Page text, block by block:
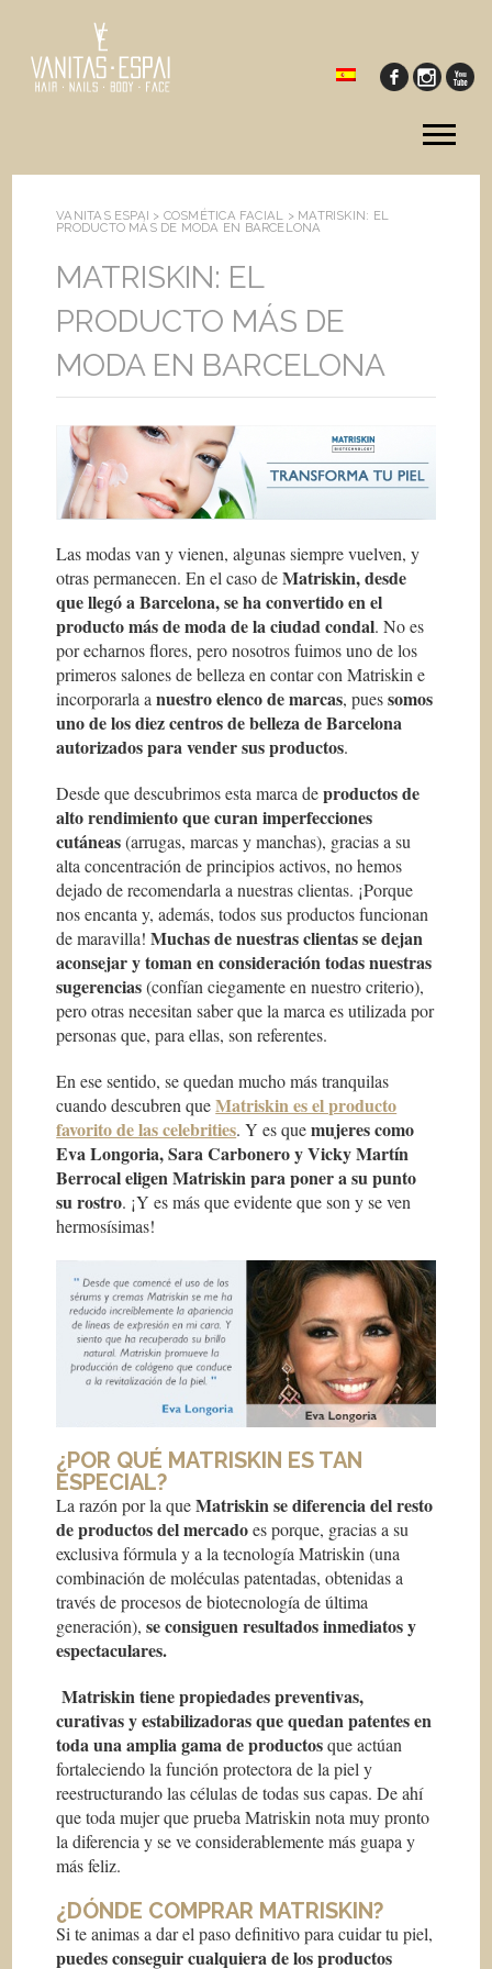
VANITAS ESPAI > COSMÉTICA FACIAL > MATRISKIN: EL
PRODUCTO MÁS DE MODA EN BARCELONA
MATRISKIN: EL
PRODUCTO MÁS DE
MODA EN BARCELONA
Las modas van y vienen, algunas siempre vuelven, y
otras permanecen. En el caso deMatriskin, desde
que llegó a Barcelona, se ha convertido en el
producto más de moda de la ciudad condal. No es
por echarnos flores, pero nosotros fuimos uno de los
primeros salones de belleza en contar con Matriskin e
incorporarla anuestro elenco de marcas, puessomos
uno de los diez centros de belleza de Barcelona
autorizados para vender sus productos.
Desde que descubrimos esta marca deproductos de
alto rendimiento que curan imperfecciones
cutáneas(arrugas, marcas y manchas), gracias a su
alta concentración de principios activos, no hemos
dejado de recomendarla a nuestras clientas. ¡Porque
nos encanta y, además, todos sus productos funcionan
de maravilla!Muchas de nuestras clientas se dejan
aconsejar y toman en consideración todas nuestras
sugerencias(confían ciegamente en nuestro criterio),
pero otras necesitan saber que la marca es utilizada por
personas que, para ellas, son referentes.
En ese sentido, se quedan mucho más tranquilas
cuando descubren queMatriskin es el producto
favorito de las celebrities. Y es quemujeres como
Eva Longoria, Sara Carbonero y Vicky Martín
Berrocal eligen Matriskin para poner a su punto
su rostro. ¡Y es más que evidente que son y se ven
hermosísimas!
¿POR QUÉ MATRISKIN ES TAN
ESPECIAL?
La razón por la queMatriskin se diferencia del resto
de productos del mercadoes porque, gracias a su
exclusiva fórmula y a la tecnología Matriskin (una
combinación de moléculas patentadas, obtenidas a
través de procesos de biotecnología de última
generación),se consiguen resultados inmediatos y
espectaculares.
Matriskin tiene propiedades preventivas,
curativas y estabilizadoras que quedan patentes en
toda una amplia gama de productosque actúan
fortaleciendo la función protectora de la piel y
reestructurando las células de todas sus capas. De ahí
que toda mujer que prueba Matriskin nota muy pronto
la diferencia y se ve considerablemente más guapa y
más feliz.
¿DÓNDE COMPRAR MATRISKIN?
Si te animas a dar el paso definitivo para cuidar tu piel,
puedes conseguir cualquiera de los productos